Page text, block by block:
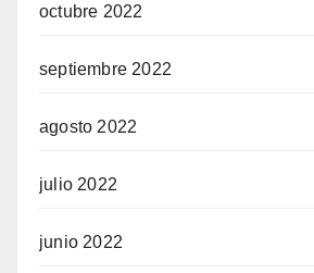
octubre 2022
septiembre 2022
agosto 2022
julio 2022
junio 2022